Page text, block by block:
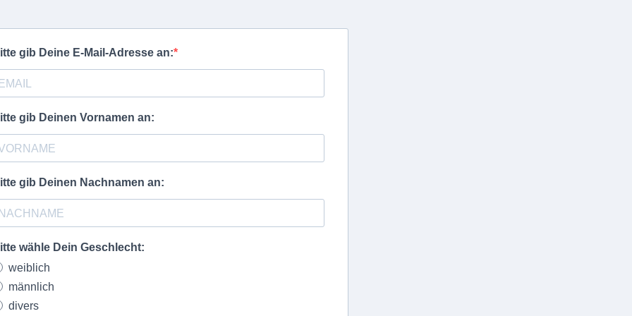
gib Deine E-Mail-Adresse an:
gib Deinen Vornamen an:
gib Deinen Nachnamen an:
wähle Dein Geschlecht:
weiblich
männlich
divers